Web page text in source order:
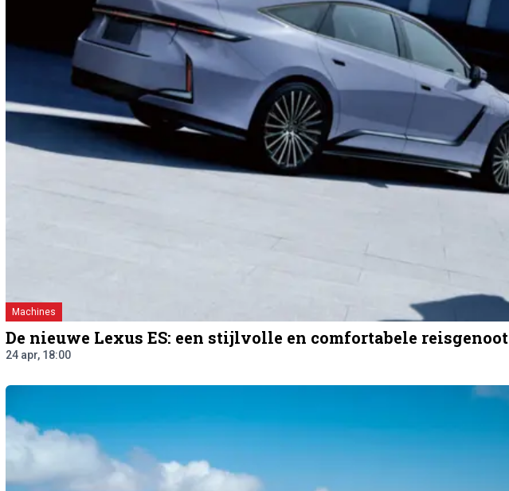
Machines
De nieuwe Lexus ES: een stijlvolle en comfortabele reisgenoot
24 apr, 18:00